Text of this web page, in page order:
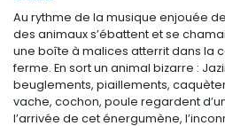
Au rythme de la musique enjouée
des animaux s’ébattent et se
une boîte à malices atterrit dans la
ferme. En sort un animal bizarre :
beuglements, piaillements,
vache, cochon, poule regardent
l’arrivée de cet énergumène,